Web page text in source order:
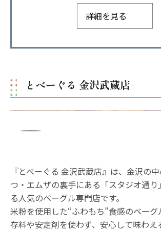
詳細を見る
とべーぐる 金沢武蔵店
『とべーぐる 金沢武蔵店』は、金沢の
つ・エムザの裏手にある「スタジオ通
る人気のベーグル専門店です。
米粉を使用した“ふわもち”食感のベー
存料や安定剤を使わず、安心して味わえ